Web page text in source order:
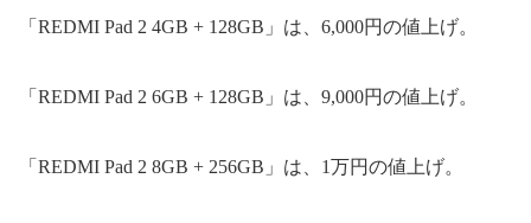
「REDMI Pad 2 4GB + 128GB」は、6,000円の値上げ。
「REDMI Pad 2 6GB + 128GB」は、9,000円の値上げ。
「REDMI Pad 2 8GB + 256GB」は、1万円の値上げ。